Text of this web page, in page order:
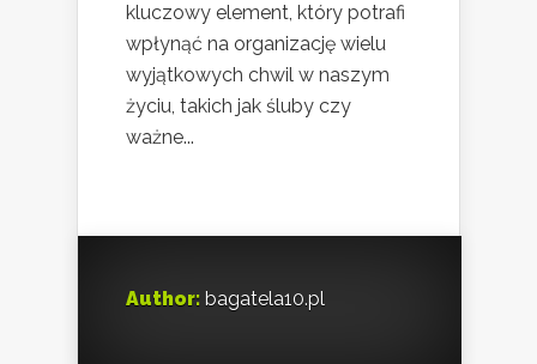
kluczowy element, który potrafi
wpłynąć na organizację wielu
wyjątkowych chwil w naszym
życiu, takich jak śluby czy
ważne...
Author: bagatela10.pl